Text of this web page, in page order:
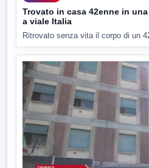
Trovato in casa 42enne in
a viale Italia
Ritrovato senza vita il corpo di un